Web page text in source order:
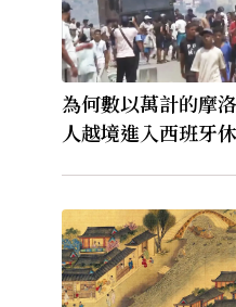
為何數以萬計的摩
人越境進入西班牙